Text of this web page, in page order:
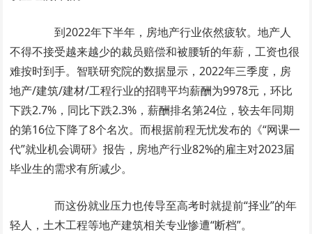
到2022年下半年，房地产行业依然疲软。地产人
不得不接受越来越少的裁员赔偿和被腰斩的年薪，工资也很
难按时到手。智联研究院的数据显示，2022年三季度，房
地产/建筑/建材/工程行业的招聘平均薪酬为9978元，环比
下跌2.7%，同比下跌2.3%，薪酬排名第24位，较去年同期
的第16位下降了8个名次。而根据前程无忧发布的《“网课一
代”就业机会调研》报告，房地产行业82%的雇主对2023届
毕业生的需求有所减少。
而这份就业压力也传导至高考时就提前“择业”的年
轻人，土木工程等地产建筑相关专业惨遭“断档”。